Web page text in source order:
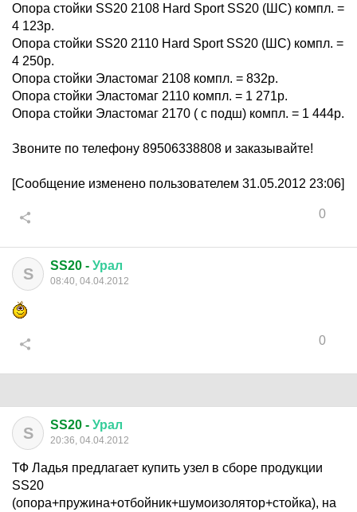
Опора стойки SS20 2108 Hard Sport SS20 (ШС) компл. =
4 123р.
Опора стойки SS20 2110 Hard Sport SS20 (ШС) компл. =
4 250р.
Опора стойки Эластомаг 2108 компл. = 832р.
Опора стойки Эластомаг 2110 компл. = 1 271р.
Опора стойки Эластомаг 2170 ( с подш) компл. = 1 444р.
Звоните по телефону 89506338808 и заказывайте!
[Сообщение изменено пользователем 31.05.2012 23:06]
0
S SS20 - Урал
08:40, 04.04.2012
0
S SS20 - Урал
20:36, 04.04.2012
ТФ Ладья предлагает купить узел в сборе продукции
SS20
(опора+пружина+отбойник+шумоизолятор+стойка), на